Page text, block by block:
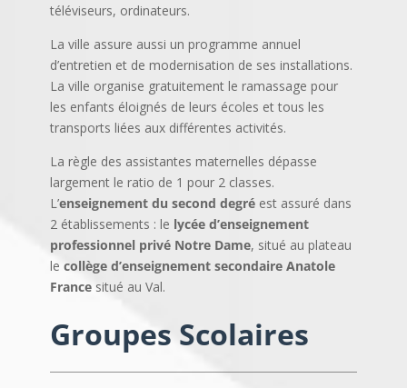
téléviseurs, ordinateurs.
La ville assure aussi un programme annuel
d’entretien et de modernisation de ses installations.
La ville organise gratuitement le ramassage pour
les enfants éloignés de leurs écoles et tous les
transports liées aux différentes activités.
La règle des assistantes maternelles dépasse
largement le ratio de 1 pour 2 classes.
L’enseignement du second degréest assuré dans
2 établissements : le lycée d’enseignement
professionnel privé Notre Dame, situé au plateau
le collège d’enseignement secondaire Anatole
Francesitué au Val.
Groupes Scolaires